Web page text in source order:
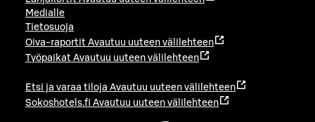
Medialle
Tietosuoja
Oiva-raportit Avautuu uuteen välilehteen
Työpaikat Avautuu uuteen välilehteen
Etsi ja varaa tiloja Avautuu uuteen välilehteen
Sokoshotels.fi Avautuu uuteen välilehteen